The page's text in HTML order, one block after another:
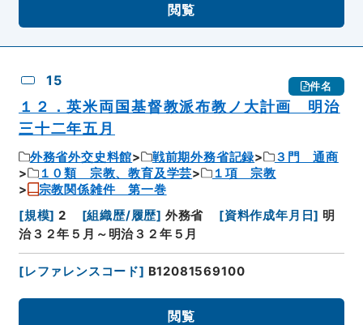
閲覧
15 件名
１２．英米両国基督教派布教ノ大計画 明治
三十二年五月
外務省外交史料館 戦前期外務省記録
３門 通商
１０類 宗教、教育及学芸
１項 宗教
宗教関係雑件 第一巻
[規模] 2 [組織歴/履歴] 外務省 [資料作成年月日] 明
治３２年５月～明治３２年５月
[レファレンスコード] B12081569100
閲覧